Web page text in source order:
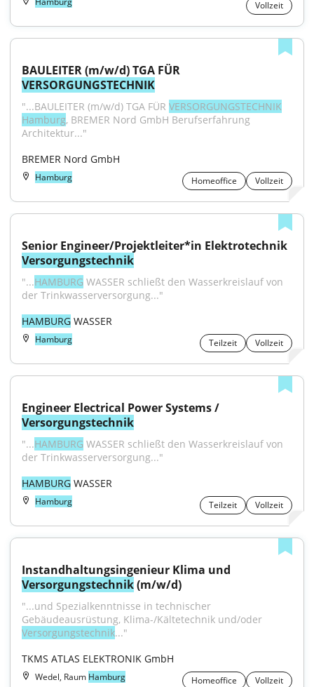
Vollzeit
VERSORGUNGSTECHNIK
"...BAULEITER (m/w/d) TGA FÜR VERSORGUNGSTECHNIK
Hamburg, BREMER Nord GmbH Berufserfahrung
Architektur..."
BREMER Nord GmbH
Hamburg Homeoffice Vollzeit
Versorgungstechnik
"...HAMBURG WASSER schließt den Wasserkreislauf von
der Trinkwasserversorgung..."
HAMBURG WASSER
Hamburg Teilzeit Vollzeit
Versorgungstechnik
"...HAMBURG WASSER schließt den Wasserkreislauf von
der Trinkwasserversorgung..."
HAMBURG WASSER
Hamburg Teilzeit Vollzeit
Versorgungstechnik (m/w/d)
"...und Spezialkenntnisse in technischer
Versorgungstechnik..."
TKMS ATLAS ELEKTRONIK GmbH
Wedel, Raum Hamburg Homeoffice Vollzeit